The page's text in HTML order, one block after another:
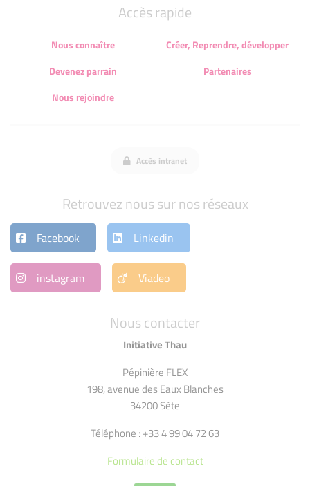
Nous contacter
Initiative Thau
Pépinière FLEX
198, avenue des Eaux Blanches
34200 Sète
Téléphone : +33 4 99 04 72 63
Formulaire de contact
Accès rapide
Nous connaître
Créer, Reprendre, développer
Devenez parrain
Partenaires
Nous rejoindre
Accès intranet
Retrouvez nous sur nos réseaux
Facebook Linkedin
instagram Viadeo